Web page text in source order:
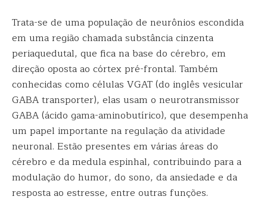
Trata-se de uma população de neurônios escondida
em uma região chamada substância cinzenta
periaquedutal, que fica na base do cérebro, em
direção oposta ao córtex pré-frontal. Também
conhecidas como células VGAT (do inglês vesicular
GABA transporter), elas usam o neurotransmissor
GABA (ácido gama-aminobutírico), que desempenha
um papel importante na regulação da atividade
neuronal. Estão presentes em várias áreas do
cérebro e da medula espinhal, contribuindo para a
modulação do humor, do sono, da ansiedade e da
resposta ao estresse, entre outras funções.